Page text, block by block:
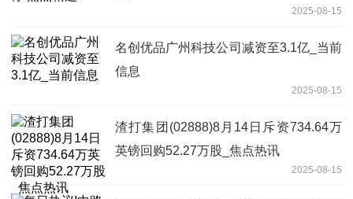
2025-08-15
名创优品广州科技公司减资至3.1亿_当前
信息
2025-08-15
渣打集团(02888)8月14日斥资734.64万
英镑回购52.27万股_焦点热讯
2025-08-15